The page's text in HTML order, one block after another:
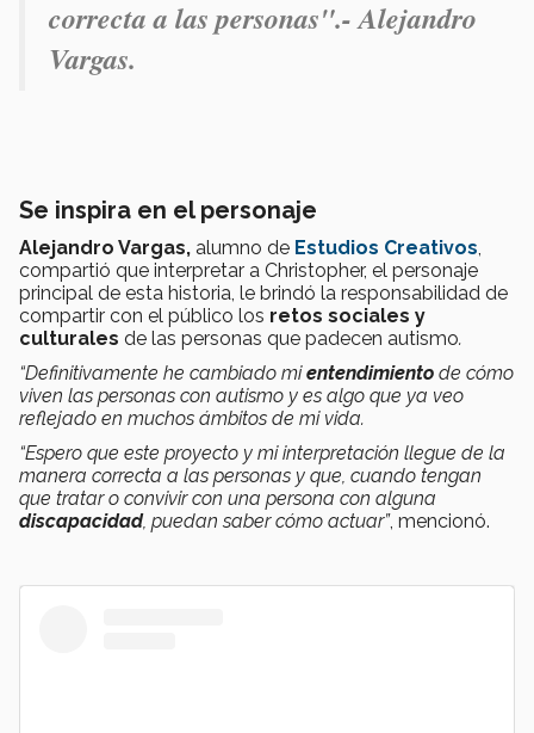
correcta a las personas".- Alejandro
Vargas.
Se inspira en el personaje
Alejandro Vargas, alumno de Estudios Creativos,
compartió que interpretar a Christopher, el personaje
principal de esta historia, le brindó la responsabilidad de
compartir con el público los retos sociales y
culturales de las personas que padecen autismo.
“Definitivamente he cambiado mientendimiento de cómo
viven las personas con autismo y es algo que ya veo
reflejado en muchos ámbitos de mi vida.
“Espero que este proyecto y mi interpretación llegue de la
manera correcta a las personas y que, cuando tengan
que tratar o convivir con una persona con alguna
discapacidad, puedan saber cómo actuar”, mencionó.